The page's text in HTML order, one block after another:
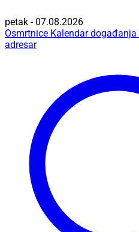
petak - 07.08.2026
Osmrtnice Kalendar događanja
adresar